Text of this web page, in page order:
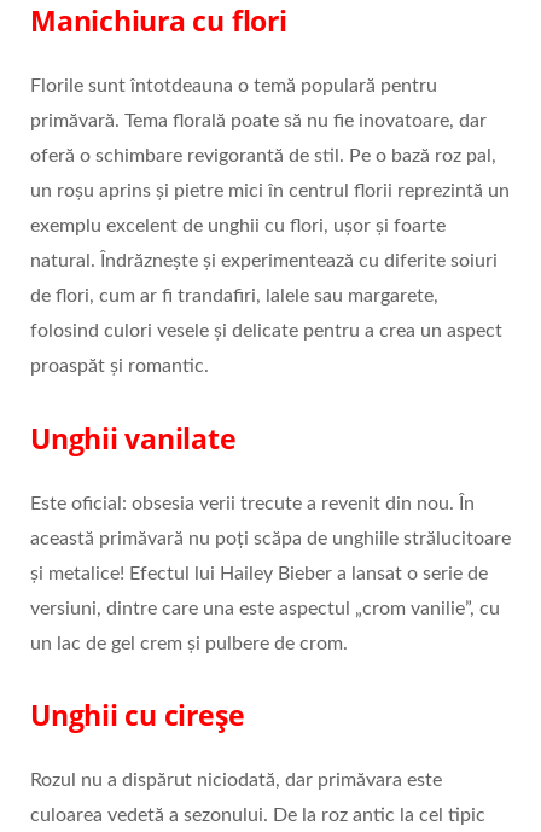
Manichiura cu flori
Florile sunt întotdeauna o temă populară pentru
primăvară. Tema florală poate să nu fie inovatoare, dar
oferă o schimbare revigorantă de stil. Pe o bază roz pal,
un roșu aprins și pietre mici în centrul florii reprezintă un
exemplu excelent de unghii cu flori, ușor și foarte
natural. Îndrăznește și experimentează cu diferite soiuri
de flori, cum ar fi trandafiri, lalele sau margarete,
folosind culori vesele și delicate pentru a crea un aspect
proaspăt și romantic.
Unghii vanilate
Este oficial: obsesia verii trecute a revenit din nou. În
această primăvară nu poți scăpa de unghiile strălucitoare
și metalice! Efectul lui Hailey Bieber a lansat o serie de
versiuni, dintre care una este aspectul „crom vanilie”, cu
un lac de gel crem și pulbere de crom.
Unghii cu cireșe
Rozul nu a dispărut niciodată, dar primăvara este
culoarea vedetă a sezonului. De la roz antic la cel tipic